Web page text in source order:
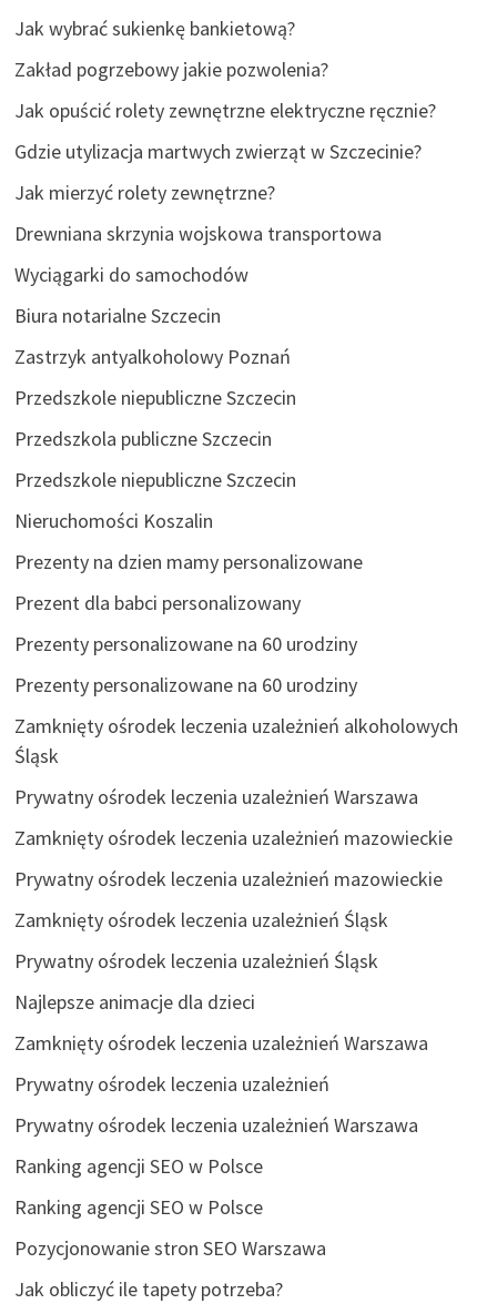
Jak wybrać sukienkę bankietową?
Zakład pogrzebowy jakie pozwolenia?
Jak opuścić rolety zewnętrzne elektryczne ręcznie?
Gdzie utylizacja martwych zwierząt w Szczecinie?
Jak mierzyć rolety zewnętrzne?
Drewniana skrzynia wojskowa transportowa
Wyciągarki do samochodów
Biura notarialne Szczecin
Zastrzyk antyalkoholowy Poznań
Przedszkole niepubliczne Szczecin
Przedszkola publiczne Szczecin
Przedszkole niepubliczne Szczecin
Nieruchomości Koszalin
Prezenty na dzien mamy personalizowane
Prezent dla babci personalizowany
Prezenty personalizowane na 60 urodziny
Prezenty personalizowane na 60 urodziny
Zamknięty ośrodek leczenia uzależnień alkoholowych
Śląsk
Prywatny ośrodek leczenia uzależnień Warszawa
Zamknięty ośrodek leczenia uzależnień mazowieckie
Prywatny ośrodek leczenia uzależnień mazowieckie
Zamknięty ośrodek leczenia uzależnień Śląsk
Prywatny ośrodek leczenia uzależnień Śląsk
Najlepsze animacje dla dzieci
Zamknięty ośrodek leczenia uzależnień Warszawa
Prywatny ośrodek leczenia uzależnień
Prywatny ośrodek leczenia uzależnień Warszawa
Ranking agencji SEO w Polsce
Ranking agencji SEO w Polsce
Pozycjonowanie stron SEO Warszawa
Jak obliczyć ile tapety potrzeba?